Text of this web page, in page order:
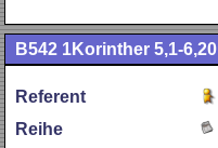
B542 1Korinther 5,1-6,20
Referent
Reihe